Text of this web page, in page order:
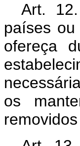
Art.
países
ofereça
os